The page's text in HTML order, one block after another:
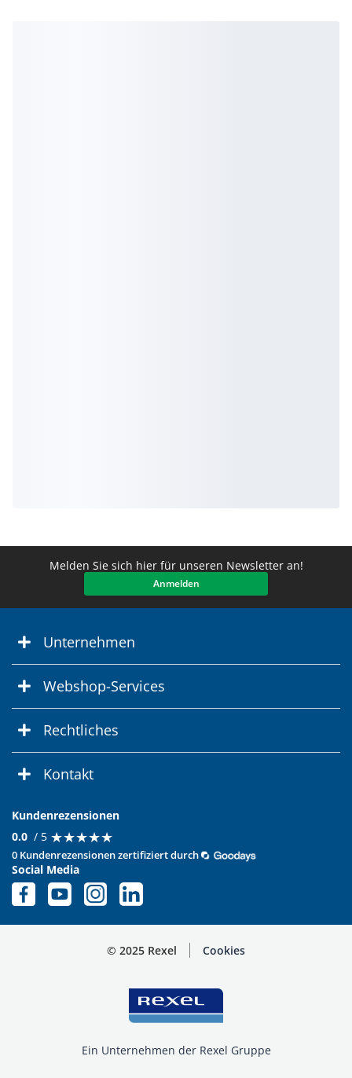
Melden Sie sich hier für unseren Newsletter an!
Anmelden
Unternehmen
Webshop-Services
Rechtliches
Kontakt
Kundenrezensionen
0.0 / 5 ★★★★★
★★★★★
0 Kundenrezensionen zertifiziert durch
Social Media
© 2025 Rexel Cookies
Ein Unternehmen der Rexel Gruppe